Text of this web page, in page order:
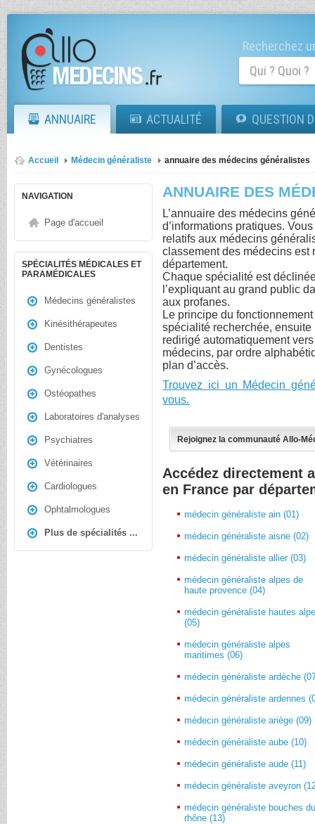
Recherchez
ANNUAIRE ACTUALITÉ QUESTION
Accueil Médecin généraliste annuaire des médecins généralistes
NAVIGATION
Page d'accueil
SPÉCIALITÉS MÉDICALES ET
PARAMÉDICALES
Médecins généralistes
Kinésithérapeutes
Dentistes
Gynécologues
Ostéopathes
Laboratoires d'analyses
Psychiatres
Vétérinaires
Cardiologues
Ophtalmologues
Plus de spécialités ...
ANNUAIRE DES
L’annuaire des médecins
d’informations pratiques.
relatifs aux médecins
classement des médecins est
département.
Chaque spécialité est
l’expliquant au grand public
aux profanes.
Le principe du
spécialité recherchée,
redirigé automatiquement
médecins, par ordre
plan d’accès.
Trouvez ici un Médecin
vous.
Rejoignez la communauté Allo-
Accédez directement
en France par
médecin généraliste ain (01)
médecin généraliste aisne (02)
médecin généraliste allier (03)
médecin généraliste alpes de
haute provence (04)
médecin généraliste hautes
(05)
médecin généraliste alpes
maritimes (06)
médecin généraliste ardèche
médecin généraliste ardennes
médecin généraliste ariège (09)
médecin généraliste aube (10)
médecin généraliste aude (11)
médecin généraliste aveyron
médecin généraliste bouches
rhône (13)